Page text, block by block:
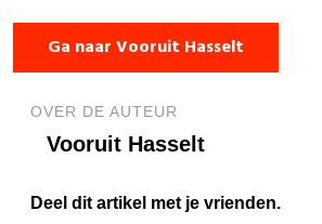
Ga naar Vooruit Hasselt
OVER DE AUTEUR
Vooruit Hasselt
Deel dit artikel met je vrienden.